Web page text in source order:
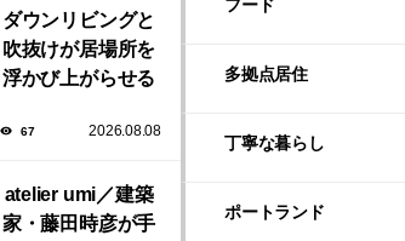
数！
ダウンリビングと
吹抜けが居場所を
浮かび上がらせる
上がる住まい」の
67 2026.08.08
atelier umi／建築
家・藤田時彦が手
フード
多拠点居住
丁寧な暮らし
ポートランド